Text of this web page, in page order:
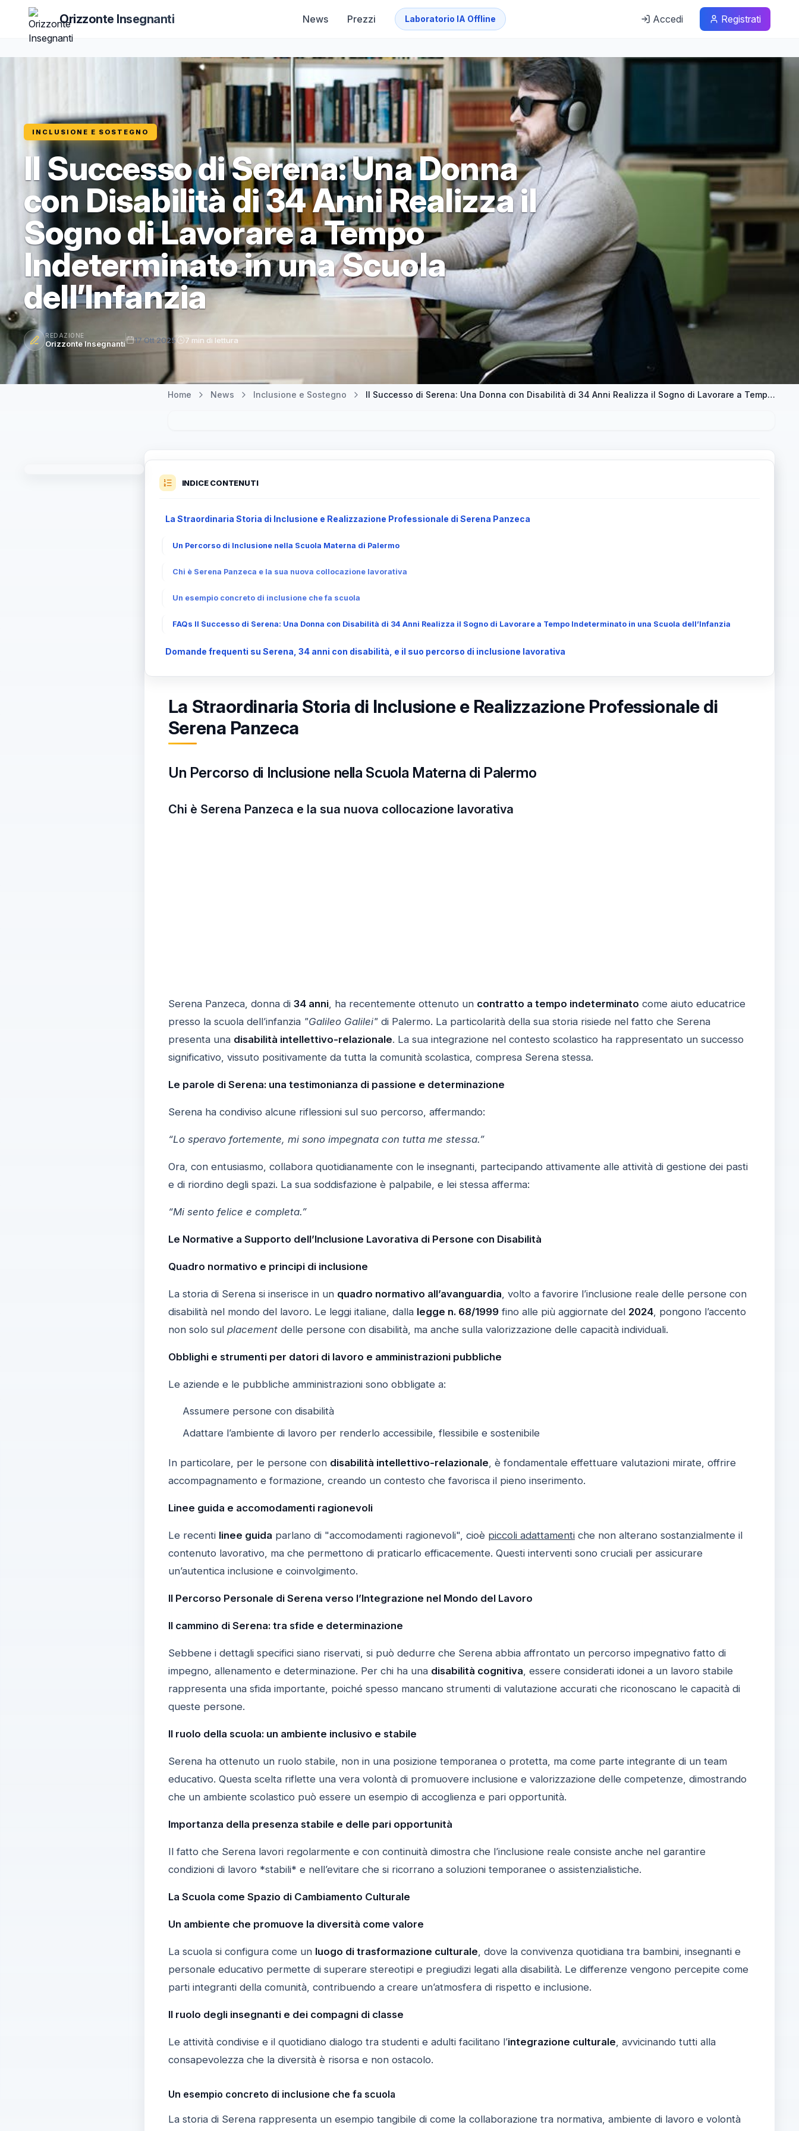
Orizzonte Insegnanti News Prezzi Laboratorio IA Offline Accedi Registrati
INCLUSIONE E SOSTEGNO
Il Successo di Serena: Una Donna
con Disabilità di 34 Anni Realizza il
Sogno di Lavorare a Tempo
Indeterminato in una Scuola
dell’Infanzia
REDAZIONE
Orizzonte Insegnanti 17 Ott 2025 7 min di lettura
Home News Inclusione e Sostegno Il Successo di Serena: Una Donna con Disabilità di 34 Anni Realizza il Sogno di Lavorare a Tempo Indeterminato in una Scuola dell’Infanzia
INDICE CONTENUTI
La Straordinaria Storia di Inclusione e Realizzazione Professionale di Serena Panzeca
Un Percorso di Inclusione nella Scuola Materna di Palermo
Chi è Serena Panzeca e la sua nuova collocazione lavorativa
Un esempio concreto di inclusione che fa scuola
FAQs Il Successo di Serena: Una Donna con Disabilità di 34 Anni Realizza il Sogno di Lavorare a Tempo Indeterminato in una Scuola dell’Infanzia
Domande frequenti su Serena, 34 anni con disabilità, e il suo percorso di inclusione lavorativa
La Straordinaria Storia di Inclusione e Realizzazione Professionale di
Serena Panzeca
Un Percorso di Inclusione nella Scuola Materna di Palermo
Chi è Serena Panzeca e la sua nuova collocazione lavorativa
Serena Panzeca, donna di 34 anni, ha recentemente ottenuto un contratto a tempo indeterminato come aiuto educatrice
presso la scuola dell’infanzia "Galileo Galilei"di Palermo. La particolarità della sua storia risiede nel fatto che Serena
presenta una disabilità intellettivo-relazionale. La sua integrazione nel contesto scolastico ha rappresentato un successo
significativo, vissuto positivamente da tutta la comunità scolastica, compresa Serena stessa.
Le parole di Serena: una testimonianza di passione e determinazione
Serena ha condiviso alcune riflessioni sul suo percorso, affermando:
“Lo speravo fortemente, mi sono impegnata con tutta me stessa.”
Ora, con entusiasmo, collabora quotidianamente con le insegnanti, partecipando attivamente alle attività di gestione dei pasti
e di riordino degli spazi. La sua soddisfazione è palpabile, e lei stessa afferma:
“Mi sento felice e completa.”
Le Normative a Supporto dell’Inclusione Lavorativa di Persone con Disabilità
Quadro normativo e principi di inclusione
La storia di Serena si inserisce in un quadro normativo all’avanguardia , volto a favorire l’inclusione reale delle persone con
disabilità nel mondo del lavoro. Le leggi italiane, dalla legge n. 68/1999fino alle più aggiornate del 2024, pongono l’accento
non solo sul placementdelle persone con disabilità, ma anche sulla valorizzazione delle capacità individuali.
Obblighi e strumenti per datori di lavoro e amministrazioni pubbliche
Le aziende e le pubbliche amministrazioni sono obbligate a:
Assumere persone con disabilità
Adattare l’ambiente di lavoro per renderlo accessibile, flessibile e sostenibile
In particolare, per le persone con disabilità intellettivo-relazionale , è fondamentale effettuare valutazioni mirate, offrire
accompagnamento e formazione, creando un contesto che favorisca il pieno inserimento.
Linee guida e accomodamenti ragionevoli
Le recenti linee guida parlano di "accomodamenti ragionevoli", cioè piccoli adattamentiche non alterano sostanzialmente il
contenuto lavorativo, ma che permettono di praticarlo efficacemente. Questi interventi sono cruciali per assicurare
un’autentica inclusione e coinvolgimento.
Il Percorso Personale di Serena verso l’Integrazione nel Mondo del Lavoro
Il cammino di Serena: tra sfide e determinazione
Sebbene i dettagli specifici siano riservati, si può dedurre che Serena abbia affrontato un percorso impegnativo fatto di
impegno, allenamento e determinazione. Per chi ha una disabilità cognitiva , essere considerati idonei a un lavoro stabile
rappresenta una sfida importante, poiché spesso mancano strumenti di valutazione accurati che riconoscano le capacità di
queste persone.
Il ruolo della scuola: un ambiente inclusivo e stabile
Serena ha ottenuto un ruolo stabile, non in una posizione temporanea o protetta, ma come parte integrante di un team
educativo. Questa scelta riflette una vera volontà di promuovere inclusione e valorizzazione delle competenze, dimostrando
che un ambiente scolastico può essere un esempio di accoglienza e pari opportunità.
Importanza della presenza stabile e delle pari opportunità
Il fatto che Serena lavori regolarmente e con continuità dimostra che l’inclusione reale consiste anche nel garantire
condizioni di lavoro *stabili* e nell’evitare che si ricorrano a soluzioni temporanee o assistenzialistiche.
La Scuola come Spazio di Cambiamento Culturale
Un ambiente che promuove la diversità come valore
La scuola si configura come un luogo di trasformazione culturale , dove la convivenza quotidiana tra bambini, insegnanti e
personale educativo permette di superare stereotipi e pregiudizi legati alla disabilità. Le differenze vengono percepite come
parti integranti della comunità, contribuendo a creare un’atmosfera di rispetto e inclusione.
Il ruolo degli insegnanti e dei compagni di classe
Le attività condivise e il quotidiano dialogo tra studenti e adulti facilitano l’integrazione culturale , avvicinando tutti alla
consapevolezza che la diversità è risorsa e non ostacolo.
Un esempio concreto di inclusione che fa scuola
La storia di Serena rappresenta un esempio tangibile di come la collaborazione tra normativa, ambiente di lavoro e volontà